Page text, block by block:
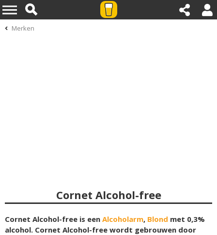
Merken
Cornet Alcohol-free
Cornet Alcohol-free is een Alcoholarm, Blond met 0,3%
alcohol. Cornet Alcohol-free wordt gebrouwen door